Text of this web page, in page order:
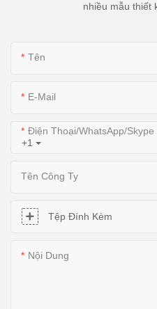
nhiều mẫu thiết
Tên
E-Mail
+1
Điện Thoại/WhatsApp/Skype
Tên Công Ty
Tệp Đính Kèm
Nội Dung